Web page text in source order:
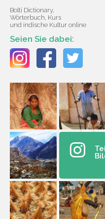
Bolti Dictionary,
Wörterbuch, Kurs
und indische Kultur online
Seien Sie dabei: